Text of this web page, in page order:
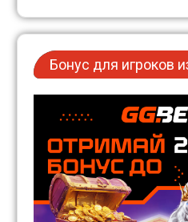
Бонус для игроков